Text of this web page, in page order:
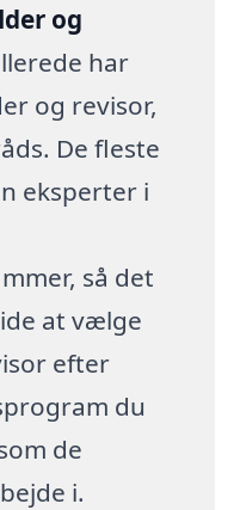
og
har
og revisor,
De fleste
eksperter i
så det
at vælge
efter
du
de
i.